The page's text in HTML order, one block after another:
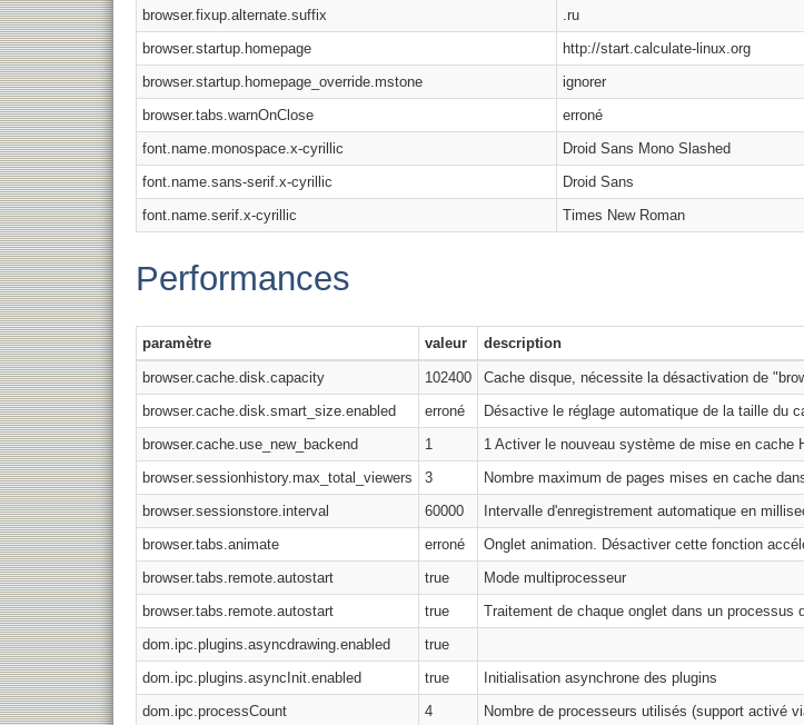
browser.fixup.alternate.suffix .ru
browser.startup.homepage
http://start.calculate-linux.org
browser.startup.homepage_override.mstone
ignorer
browser.tabs.warnOnClose
erroné
font.name.monospace.x-cyrillic
Droid Sans Mono Slashed
font.name.sans-serif.x-cyrillic
Droid Sans
font.name.serif.x-cyrillic
Times New Roman
Performances
paramètre valeur description
browser.cache.disk.capacity 102400
Cache disque, nécessite la désactivation de
browser.cache.disk.smart_size.enabled
erroné
Désactive le réglage automatique de la taille du
browser.cache.use_new_backend
1
1 Activer le nouveau système de mise en cache
browser.sessionhistory.max_total_viewers
3
Nombre maximum de pages mises en cache
browser.sessionstore.interval
60000
Intervalle d'enregistrement automatique en
browser.tabs.animate
erroné
Onglet animation. Désactiver cette fonction
browser.tabs.remote.autostart
true
Mode multiprocesseur
browser.tabs.remote.autostart
true
Traitement de chaque onglet dans un processus
dom.ipc.plugins.asyncdrawing.enabled
true
dom.ipc.plugins.asyncInit.enabled
true
Initialisation asynchrone des plugins
dom.ipc.processCount
4
Nombre de processeurs utilisés (support activé